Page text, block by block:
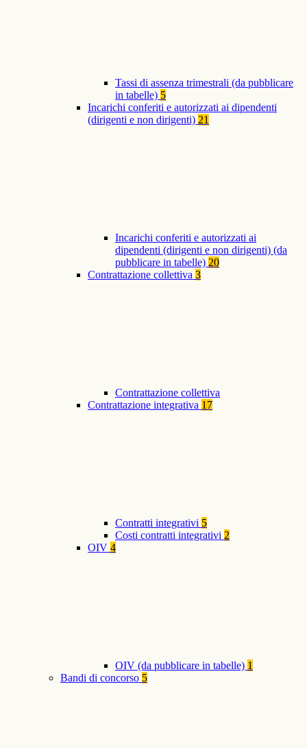
Tassi di assenza trimestrali (da pubblicare
in tabelle) 5
Incarichi conferiti e autorizzati ai dipendenti
(dirigenti e non dirigenti) 21
Incarichi conferiti e autorizzati ai
dipendenti (dirigenti e non dirigenti) (da
pubblicare in tabelle) 20
Contrattazione collettiva 3
Contrattazione collettiva
Contrattazione integrativa 17
Contratti integrativi 5
Costi contratti integrativi 2
OIV 4
OIV (da pubblicare in tabelle) 1
Bandi di concorso 5